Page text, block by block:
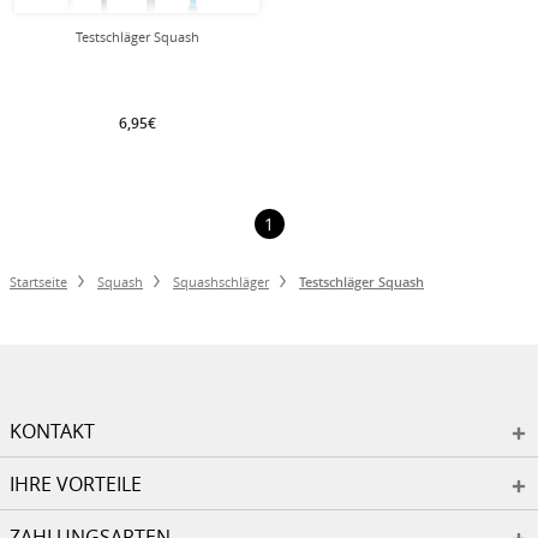
Testschläger Squash
6,95€
1
Startseite Squash Squashschläger Testschläger Squash
KONTAKT
IHRE VORTEILE